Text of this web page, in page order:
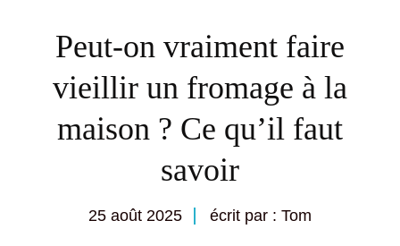
Peut-on vraiment faire
vieillir un fromage à la
maison ? Ce qu’il faut
savoir
25 août 2025 écrit par : Tom